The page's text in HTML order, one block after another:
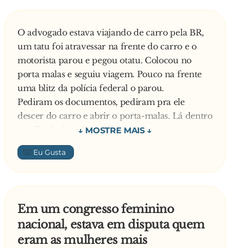
— E o que é que ele está fazendo com a sua
Resposta do Barman:
— O mesmo que eu estou fazendo com o
restaurante dele...
esquece o sal!
— Escuta aqui! Por acaso você acha que eu não
sei fritar um ovo?
— Eu sei que você sabe, querida — respondeu
ele — Eu só quero que você saiba como eu me
sinto quando dirijo e você está do meu lado!
O advogado estava viajando de carro pela BR,
um tatu foi atravessar na frente do carro e o
motorista parou e pegou otatu. Colocou no
porta malas e seguiu viagem. Pouco na frente
uma blitz da polícia federal o parou.
Pediram os documentos, pediram pra ele
descer do carro e abrir o porta-malas. Lá dentro
o policial vê o tatu e fala:
— Rapaz, você é louco. Esse animal é selvagem,
isso vai te dar cadeia. Se eu chamar a polícia
ambiental você está frito.
O advogado explica:
Está comigo desde novinho. Se você soltar ele
no chão eu dou dois assobios e ele volta e fica
do meu lado. Ele é treinado.
👍🏼
Em um congresso feminino
nacional, estava em disputa quem
eram as mulheres mais